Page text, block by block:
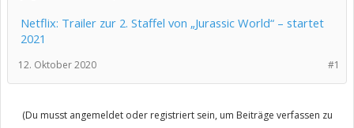
Netflix: Trailer zur 2. Staffel von „Jurassic World“ – startet
2021
#1
12. Oktober 2020
(Du musst angemeldet oder registriert sein, um Beiträge verfassen zu